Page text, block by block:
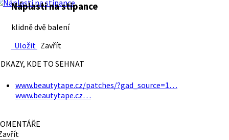
Náplasti na stipance
klidně dvě balení
Uložit Zavřít
KDE TO SEHNAT
www.beautytape.cz/patches/?gad_source=1…
www.beautytape.cz…